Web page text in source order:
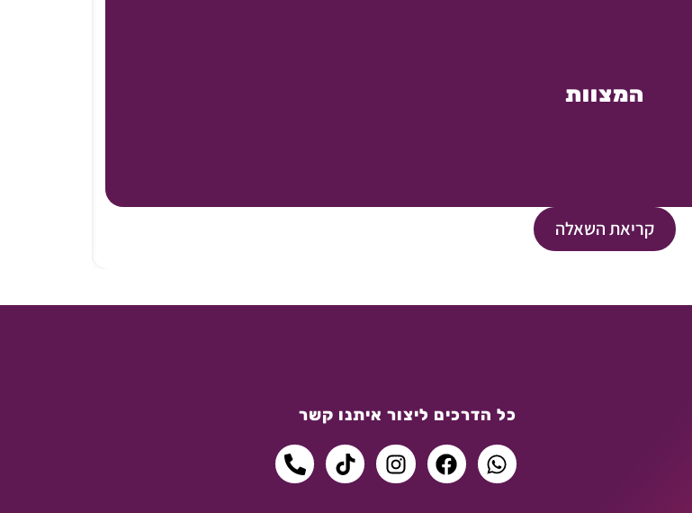
המצוות
קריאת השאלה
כל הדרכים ליצור איתנו קשר